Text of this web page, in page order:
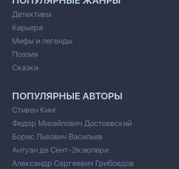
Детективы
Карьера
Мифы и легенды
Поэзия
Сказки
ПОПУЛЯРНЫЕ АВТОРЫ
Стивен Кинг
Федор Михайлович Достоевский
Борис Львович Васильев
Антуан де Сент-Экзюпери
Александр Сергеевич Грибоедов